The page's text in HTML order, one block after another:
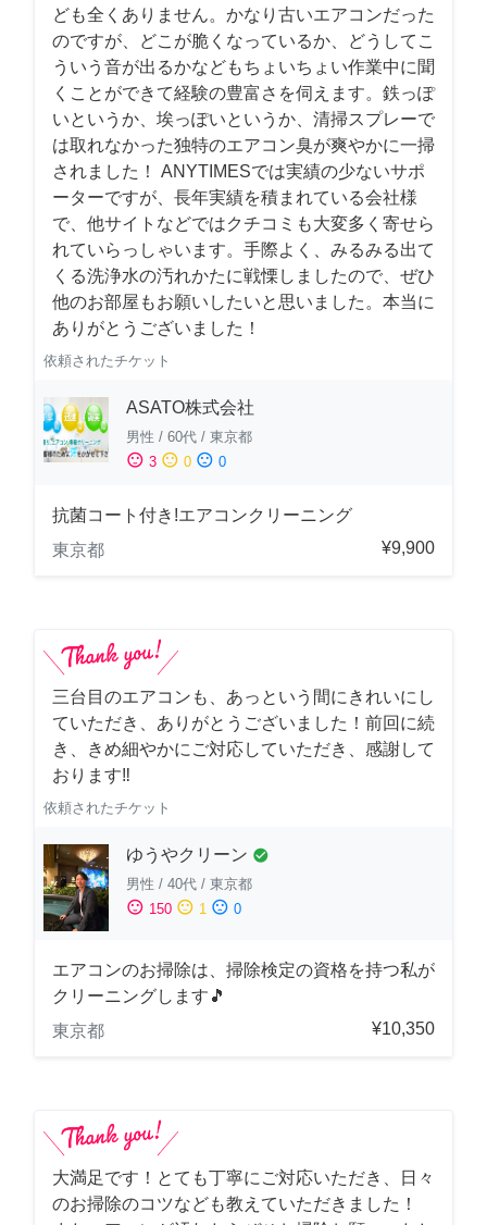
ども全くありません。かなり古いエアコンだった
のですが、どこが脆くなっているか、どうしてこ
ういう音が出るかなどもちょいちょい作業中に聞
くことができて経験の豊富さを伺えます。鉄っぽ
いというか、埃っぽいというか、清掃スプレーで
は取れなかった独特のエアコン臭が爽やかに一掃
されました！ ANYTIMESでは実績の少ないサポ
ーターですが、長年実績を積まれている会社様
で、他サイトなどではクチコミも大変多く寄せら
れていらっしゃいます。手際よく、みるみる出て
くる洗浄水の汚れかたに戦慄しましたので、ぜひ
他のお部屋もお願いしたいと思いました。本当に
ありがとうございました！
依頼されたチケット
ASATO株式会社
男性 / 60代 / 東京都
sentiment_satisfied 3 sentiment_neutral 0 sentiment_dissatisfied 0
抗菌コート付き!エアコンクリーニング
東京都
¥9,900
三台目のエアコンも、あっという間にきれいにし
ていただき、ありがとうございました！前回に続
き、きめ細やかにご対応していただき、感謝して
おります‼️
依頼されたチケット
ゆうやクリーン check_circle
男性 / 40代 / 東京都
sentiment_satisfied 150 sentiment_neutral 1 sentiment_dissatisfied 0
エアコンのお掃除は、掃除検定の資格を持つ私が
クリーニングします🎵
東京都
¥10,350
大満足です！とても丁寧にご対応いただき、日々
のお掃除のコツなども教えていただきました！